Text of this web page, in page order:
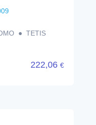
● TETIS
222,06 €